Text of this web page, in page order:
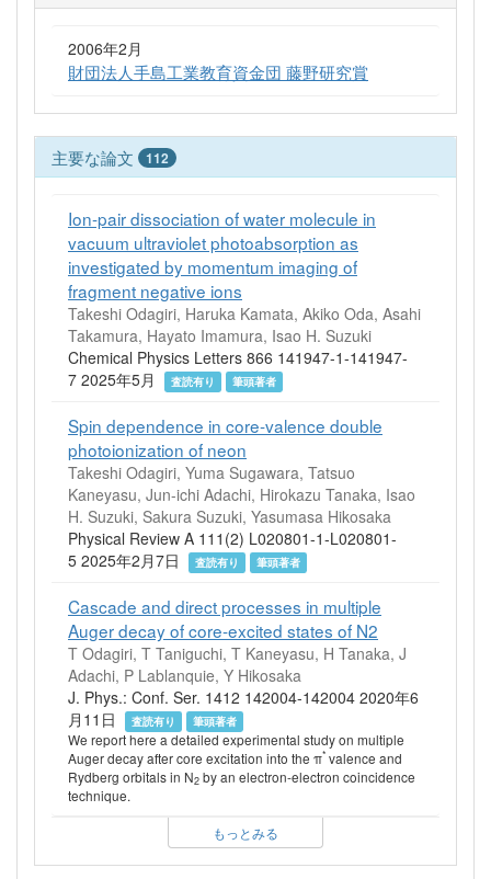
2006年2月
財団法人手島工業教育資金団 藤野研究賞
主要な論文 112
Ion-pair dissociation of water molecule in
vacuum ultraviolet photoabsorption as
investigated by momentum imaging of
fragment negative ions
Takeshi Odagiri, Haruka Kamata, Akiko Oda, Asahi
Takamura, Hayato Imamura, Isao H. Suzuki
Chemical Physics Letters 866 141947-1-141947-
7 2025年5月
査読有り 筆頭著者
Spin dependence in core-valence double
photoionization of neon
Takeshi Odagiri, Yuma Sugawara, Tatsuo
Kaneyasu, Jun-ichi Adachi, Hirokazu Tanaka, Isao
H. Suzuki, Sakura Suzuki, Yasumasa Hikosaka
Physical Review A 111(2) L020801-1-L020801-
5 2025年2月7日
査読有り 筆頭著者
Cascade and direct processes in multiple
Auger decay of core-excited states of N2
T Odagiri, T Taniguchi, T Kaneyasu, H Tanaka, J
Adachi, P Lablanquie, Y Hikosaka
J. Phys.: Conf. Ser. 1412 142004-142004 2020年6
月11日
査読有り 筆頭著者
We report here a detailed experimental study on multiple
Auger decay after core excitation into the π* valence and
Rydberg orbitals in N2 by an electron-electron coincidence
technique.
もっとみる